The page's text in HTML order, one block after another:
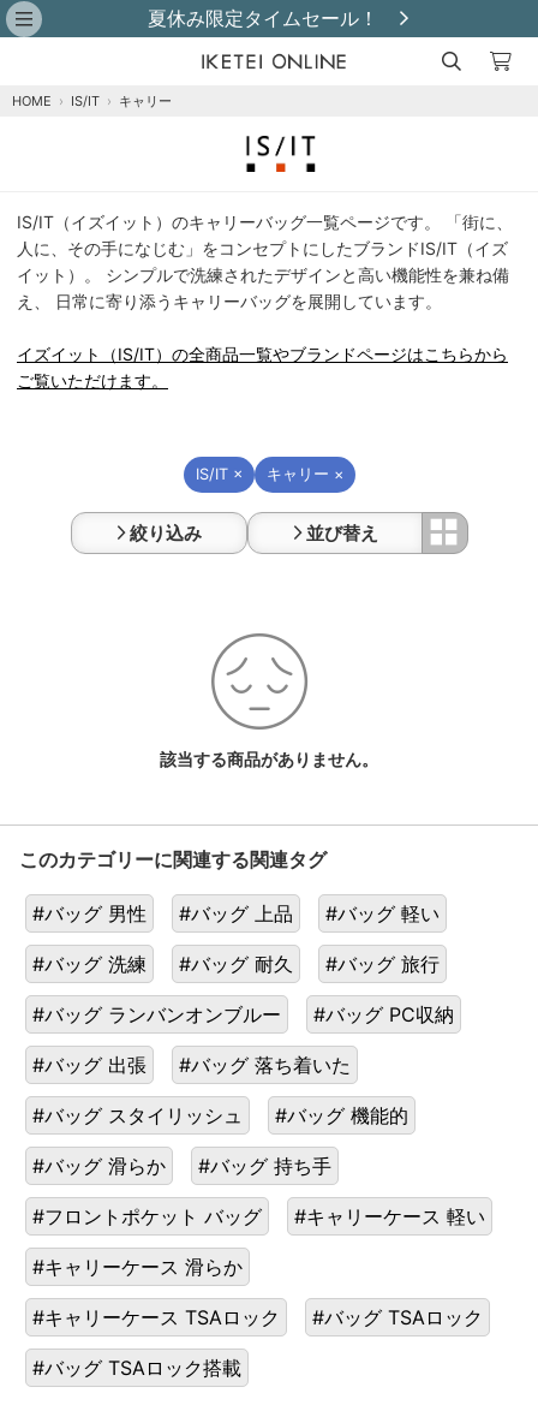
夏休み限定タイムセール！
HOME › IS/IT › キャリー
ズ
イ
ッ
ト
キ
一
覧
IS/IT（イズイット）のキャリーバッグ一覧ページです。 「街に、
人に、その手になじむ」をコンセプトにしたブランドIS/IT（イズ
イット）。 シンプルで洗練されたデザインと高い機能性を兼ね備
え、 日常に寄り添うキャリーバッグを展開しています。
イズイット（IS/IT）の全商品一覧やブランドページはこちらから
ご覧いただけます。
IS/IT × キャリー ×
絞り込み 並び替え
該当する商品がありません。
このカテゴリーに関連する関連タグ
#バッグ 男性 #バッグ 上品 #バッグ 軽い
#バッグ 洗練 #バッグ 耐久 #バッグ 旅行
#バッグ ランバンオンブルー #バッグ PC収納
#バッグ 出張 #バッグ 落ち着いた
#バッグ スタイリッシュ #バッグ 機能的
#バッグ 滑らか #バッグ 持ち手
#フロントポケット バッグ #キャリーケース 軽い
#キャリーケース 滑らか
#キャリーケース TSAロック #バッグ TSAロック
#バッグ TSAロック搭載